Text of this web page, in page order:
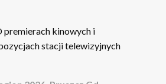
premierach kinowych i
stacji telewizyjnych